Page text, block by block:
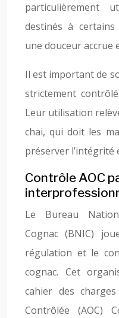
particulièrement
destinés à certains
une douceur accrue
Il est important de
strictement
Leur utilisation
chai, qui doit les
préserver l’intégrité
Contrôle AOC
Le Bureau
Cognac (BNIC)
régulation et le
cognac. Cet
cahier des charges
Contrôlée (AOC)